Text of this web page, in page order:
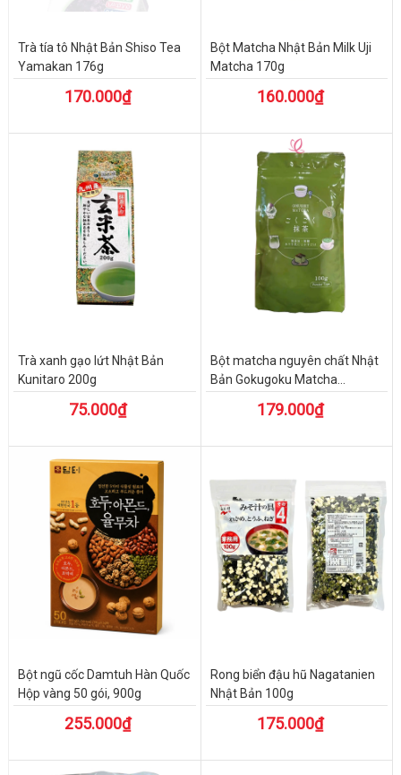
Trà tía tô Nhật Bản Shiso Tea
Yamakan 176g
170.000₫
Bột Matcha Nhật Bản Milk Uji
Matcha 170g
160.000₫
Trà xanh gạo lứt Nhật Bản
Kunitaro 200g
75.000₫
Bột matcha nguyên chất Nhật
Bản Gokugoku Matcha...
179.000₫
Bột ngũ cốc Damtuh Hàn Quốc
Hộp vàng 50 gói, 900g
255.000₫
Rong biển đậu hũ Nagatanien
Nhật Bản 100g
175.000₫